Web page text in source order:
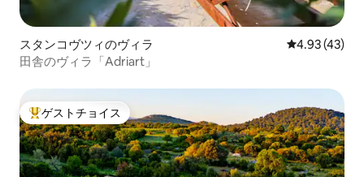
スタンコヴツィのヴィラ レビュー43
4.93 (43)
田舎のヴィラ「Adriart」
大好評のゲストチョイスです。
ゲストチョイス